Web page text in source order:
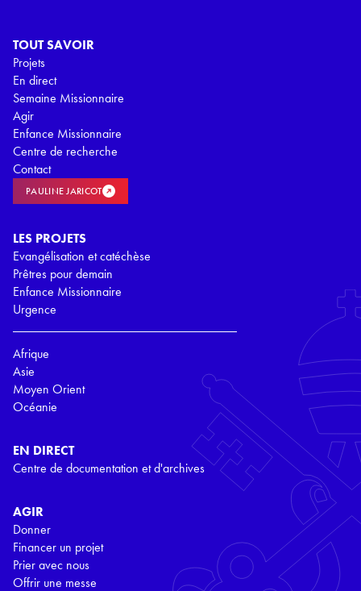
TOUT SAVOIR
Projets
En direct
Semaine Missionnaire
Agir
Enfance Missionnaire
Centre de recherche
Contact
PAULINE JARICOT
LES PROJETS
Evangélisation et catéchèse
Prêtres pour demain
Enfance Missionnaire
Urgence
Afrique
Asie
Moyen Orient
Océanie
EN DIRECT
Centre de documentation et d'archives
AGIR
Donner
Financer un projet
Prier avec nous
Offrir une messe